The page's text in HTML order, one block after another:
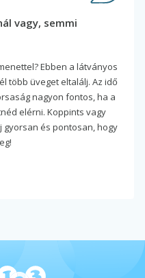
vagy, semmi
Ebben a látványos
több üveget eltalálj. Az idő
nagyon fontos, ha a
elérni. Koppints vagy
gyorsan és pontosan, hogy